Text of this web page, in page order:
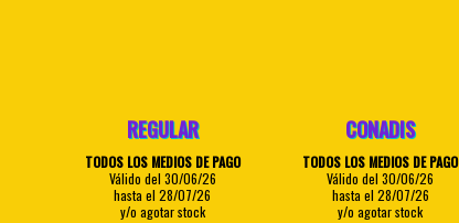
REGULAR
TODOS LOS MEDIOS DE PAGO
Válido del 30/06/26
hasta el 28/07/26
y/o agotar stock
CONADIS
TODOS LOS MEDIOS DE PAGO
Válido del 30/06/26
hasta el 28/07/26
y/o agotar stock